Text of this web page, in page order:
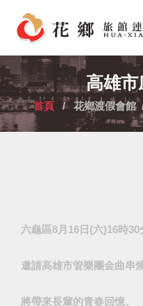
高雄市
首頁 / 花鄉渡假會館
六龜區8月16日(六)16時30
邀請高雄市管樂團金曲串
將帶來長輩的青春回憶、